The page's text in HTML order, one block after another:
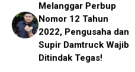
Melanggar Perbup
Nomor 12 Tahun
2022, Pengusaha dan
Supir Damtruck Wajib
Ditindak Tegas!